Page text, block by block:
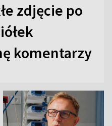
zdjęcie po
komentarzy